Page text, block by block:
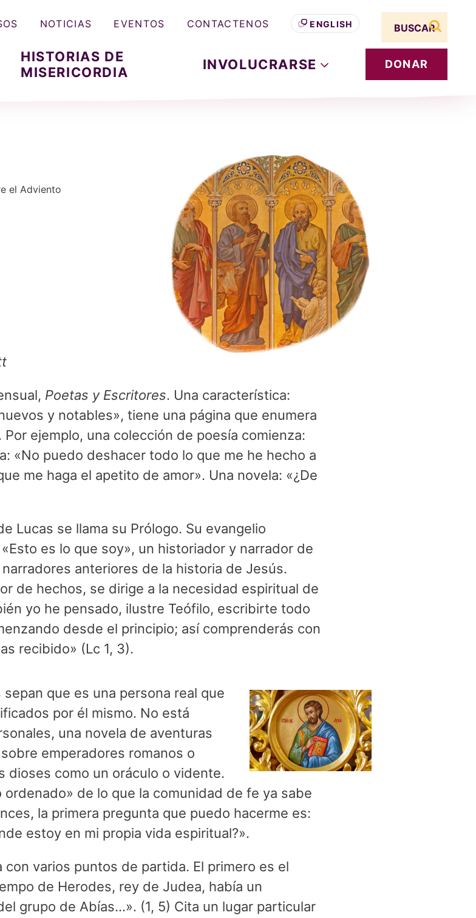
HISTORIAS DE
MISERICORDIA
INVOLUCRARSE DONAR
NOTICIAS EVENTOS CONTACTENOS ENGLISH
Search term
buscar
el Adviento
Poetas y Escritores. Una característica:
y notables», tiene una página que enumera
ejemplo, una colección de poesía comienza:
«No puedo deshacer todo lo que me he hecho a
me haga el apetito de amor». Una novela: «¿De
Lucas se llama su Prólogo. Su evangelio
es lo que soy», un historiador y narrador de
anteriores de la historia de Jesús.
de hechos, se dirige a la necesidad espiritual de
yo he pensado, ilustre Teófilo, escribirte todo
desde el principio; así comprenderás con
recibido» (Lc 1, 3).
que es una persona real que
por él mismo. No está
una novela de aventuras
emperadores romanos o
dioses como un oráculo o vidente.
de lo que la comunidad de fe ya sabe
la primera pregunta que puedo hacerme es:
estoy en mi propia vida espiritual?».
varios puntos de partida. El primero es el
de Herodes, rey de Judea, había un
grupo de Abías…». (1, 5) Cita un lugar particular